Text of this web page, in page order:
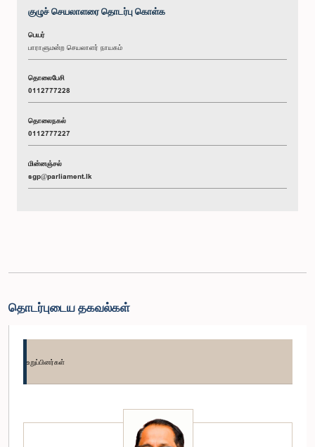
குழுச் செயலாளரை தொடர்பு கொள்க
பெயர்
பாராளுமன்ற செயலாளர் நாயகம்
தொலைபேசி
0112777228
தொலைநகல்
0112777227
மின்னஞ்சல்
sgp@parliament.lk
தொடர்புடைய தகவல்கள்
உறுப்பினர்கள்